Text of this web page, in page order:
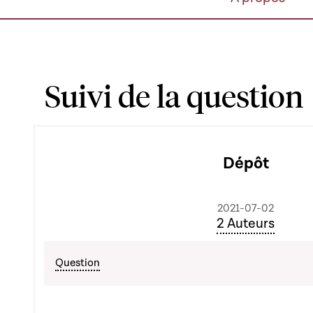
Suivi de la question
Dépôt
2021-07-02
2 Auteurs
Question